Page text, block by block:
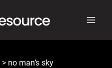
> no man’s sky